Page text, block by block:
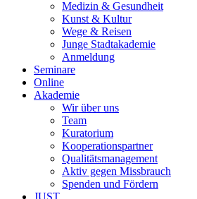
Medizin & Gesundheit
Kunst & Kultur
Wege & Reisen
Junge Stadtakademie
Anmeldung
Seminare
Online
Akademie
Wir über uns
Team
Kuratorium
Kooperationspartner
Qualitätsmanagement
Aktiv gegen Missbrauch
Spenden und Fördern
JUST